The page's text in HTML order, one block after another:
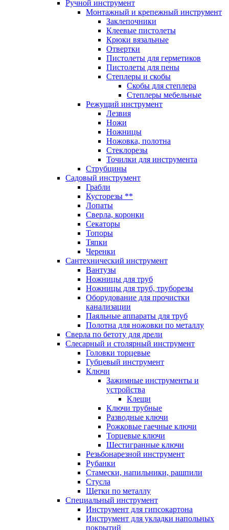
Ручной инструмент
Монтажный и крепежный инструмент
Заклепочники
Клеевые пистолеты
Крюки вязальные
Отвертки
Пистолеты для герметиков
Пистолеты для пены
Степлеры и скобы
Скобы для степлера
Степлеры мебельные
Режущий инструмент
Лезвия
Ножи
Ножницы
Ножовка, полотна
Стеклорезы
Точилки для инструмента
Струбцины
Садовый инструмент
Грабли
Кусторезы **
Лопаты
Сверла, коронки
Секаторы
Топоры
Тяпки
Черенки
Сантехнический инструмент
Вантузы
Ножницы для труб
Ножницы для труб, труборезы
Оборудование для прочистки
канализации
Паяльные аппараты для труб
Полотна для ножовки по металлу
Сверла по бетоту для дрели
Слесарный и столярный инструмент
Головки торцевые
Губцевый инструмент
Ключи
Зажимные инструменты и
устройства
Клещи
Ключи трубные
Разводные ключи
Рожковые гаечные ключи
Торцевые ключи
Шестигранные ключи
Резьбонарезной инструмент
Рубанки
Стамески, напильники, рашпили
Стусла
Щетки по металлу
Специальный инструмент
Инструмент для гипсокартона
Инструмент для укладки напольных
покрытий